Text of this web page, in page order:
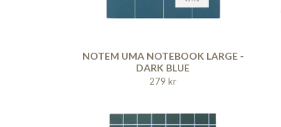
NOTEM UMA NOTEBOOK LARGE -
DARK BLUE
279 kr